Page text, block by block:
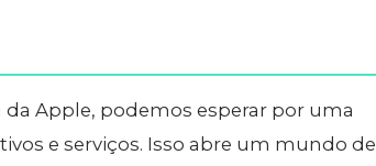
Apple, podemos esperar por uma
e serviços. Isso abre um mundo de